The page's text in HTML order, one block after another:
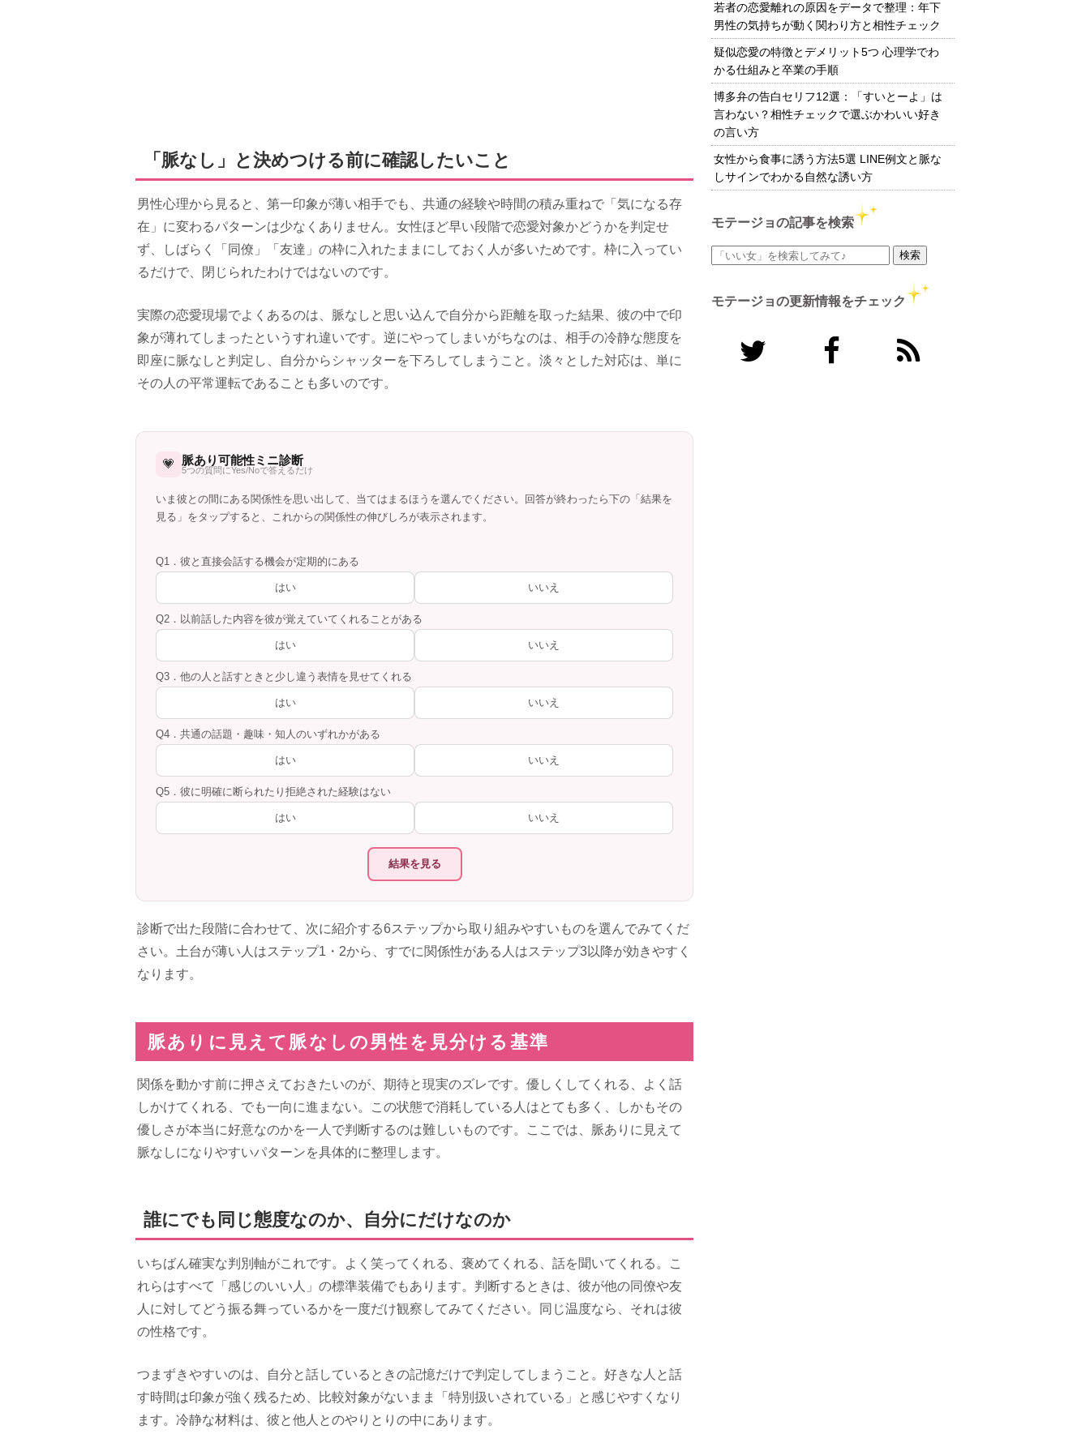
「脈なし」と決めつける前に確認したいこと
男性心理から見ると、第一印象が薄い相手でも、共通の経験や時間の積み重ねで「気になる存
在」に変わるパターンは少なくありません。女性ほど早い段階で恋愛対象かどうかを判定せ
ず、しばらく「同僚」「友達」の枠に入れたままにしておく人が多いためです。枠に入ってい
るだけで、閉じられたわけではないのです。
実際の恋愛現場でよくあるのは、脈なしと思い込んで自分から距離を取った結果、彼の中で印
象が薄れてしまったというすれ違いです。逆にやってしまいがちなのは、相手の冷静な態度を
即座に脈なしと判定し、自分からシャッターを下ろしてしまうこと。淡々とした対応は、単に
その人の平常運転であることも多いのです。
💗 脈あり可能性ミニ診断
5つの質問にYes/Noで答えるだけ
いま彼との間にある関係性を思い出して、当てはまるほうを選んでください。回答が終わったら下の「結果を
見る」をタップすると、これからの関係性の伸びしろが表示されます。
Q1．彼と直接会話する機会が定期的にある
はい いいえ
Q2．以前話した内容を彼が覚えていてくれることがある
はい いいえ
Q3．他の人と話すときと少し違う表情を見せてくれる
はい いいえ
Q4．共通の話題・趣味・知人のいずれかがある
はい いいえ
Q5．彼に明確に断られたり拒絶された経験はない
はい いいえ
結果を見る
診断で出た段階に合わせて、次に紹介する6ステップから取り組みやすいものを選んでみてくだ
さい。土台が薄い人はステップ1・2から、すでに関係性がある人はステップ3以降が効きやすく
なります。
脈ありに見えて脈なしの男性を見分ける基準
関係を動かす前に押さえておきたいのが、期待と現実のズレです。優しくしてくれる、よく話
しかけてくれる、でも一向に進まない。この状態で消耗している人はとても多く、しかもその
優しさが本当に好意なのかを一人で判断するのは難しいものです。ここでは、脈ありに見えて
脈なしになりやすいパターンを具体的に整理します。
誰にでも同じ態度なのか、自分にだけなのか
いちばん確実な判別軸がこれです。よく笑ってくれる、褒めてくれる、話を聞いてくれる。こ
れらはすべて「感じのいい人」の標準装備でもあります。判断するときは、彼が他の同僚や友
人に対してどう振る舞っているかを一度だけ観察してみてください。同じ温度なら、それは彼
の性格です。
つまずきやすいのは、自分と話しているときの記憶だけで判定してしまうこと。好きな人と話
す時間は印象が強く残るため、比較対象がないまま「特別扱いされている」と感じやすくなり
ます。冷静な材料は、彼と他人とのやりとりの中にあります。
若者の恋愛離れの原因をデータで整理：年下
男性の気持ちが動く関わり方と相性チェック
疑似恋愛の特徴とデメリット5つ 心理学でわ
かる仕組みと卒業の手順
博多弁の告白セリフ12選：「すいとーよ」は
言わない？相性チェックで選ぶかわいい好き
の言い方
女性から食事に誘う方法5選 LINE例文と脈な
しサインでわかる自然な誘い方
モテージョの記事を検索
モテージョの更新情報をチェック